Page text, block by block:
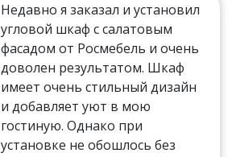
Недавно я заказал и установил
угловой шкаф с салатовым
фасадом от Росмебель и очень
доволен результатом. Шкаф
имеет очень стильный дизайн
и добавляет уют в мою
гостиную. Однако при
установке не обошлось без